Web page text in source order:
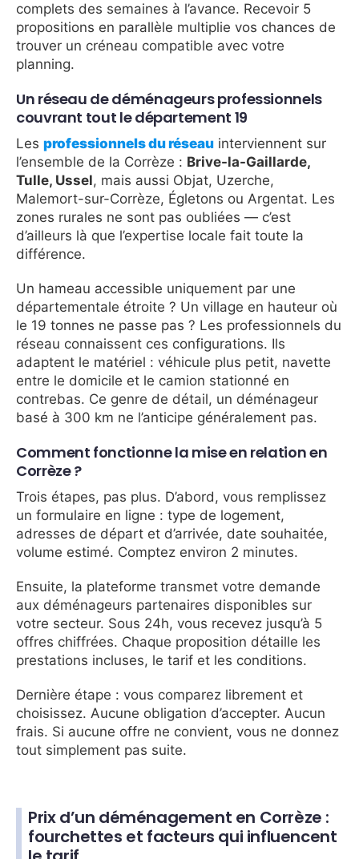
complets des semaines à l’avance. Recevoir 5
propositions en parallèle multiplie vos chances de
trouver un créneau compatible avec votre
planning.
Un réseau de déménageurs professionnels
couvrant tout le département 19
Les professionnels du réseau interviennent sur
l’ensemble de la Corrèze : Brive-la-Gaillarde,
Tulle, Ussel, mais aussi Objat, Uzerche,
Malemort-sur-Corrèze, Égletons ou Argentat. Les
zones rurales ne sont pas oubliées — c’est
d’ailleurs là que l’expertise locale fait toute la
différence.
Un hameau accessible uniquement par une
départementale étroite ? Un village en hauteur où
le 19 tonnes ne passe pas ? Les professionnels du
réseau connaissent ces configurations. Ils
adaptent le matériel : véhicule plus petit, navette
entre le domicile et le camion stationné en
contrebas. Ce genre de détail, un déménageur
basé à 300 km ne l’anticipe généralement pas.
Comment fonctionne la mise en relation en
Corrèze ?
Trois étapes, pas plus. D’abord, vous remplissez
un formulaire en ligne : type de logement,
adresses de départ et d’arrivée, date souhaitée,
volume estimé. Comptez environ 2 minutes.
Ensuite, la plateforme transmet votre demande
aux déménageurs partenaires disponibles sur
votre secteur. Sous 24h, vous recevez jusqu’à 5
offres chiffrées. Chaque proposition détaille les
prestations incluses, le tarif et les conditions.
Dernière étape : vous comparez librement et
choisissez. Aucune obligation d’accepter. Aucun
frais. Si aucune offre ne convient, vous ne donnez
tout simplement pas suite.
Prix d’un déménagement en Corrèze :
fourchettes et facteurs qui influencent